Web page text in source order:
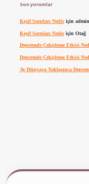
Son yorumlar
Keşif Soruları Nediriçin admin
Keşif Soruları Nediriçin Otağ
Depremde Çekiçleme Etkisi
Depremde Çekiçleme Etkisi
Ay Dünyaya Yaklaşınca